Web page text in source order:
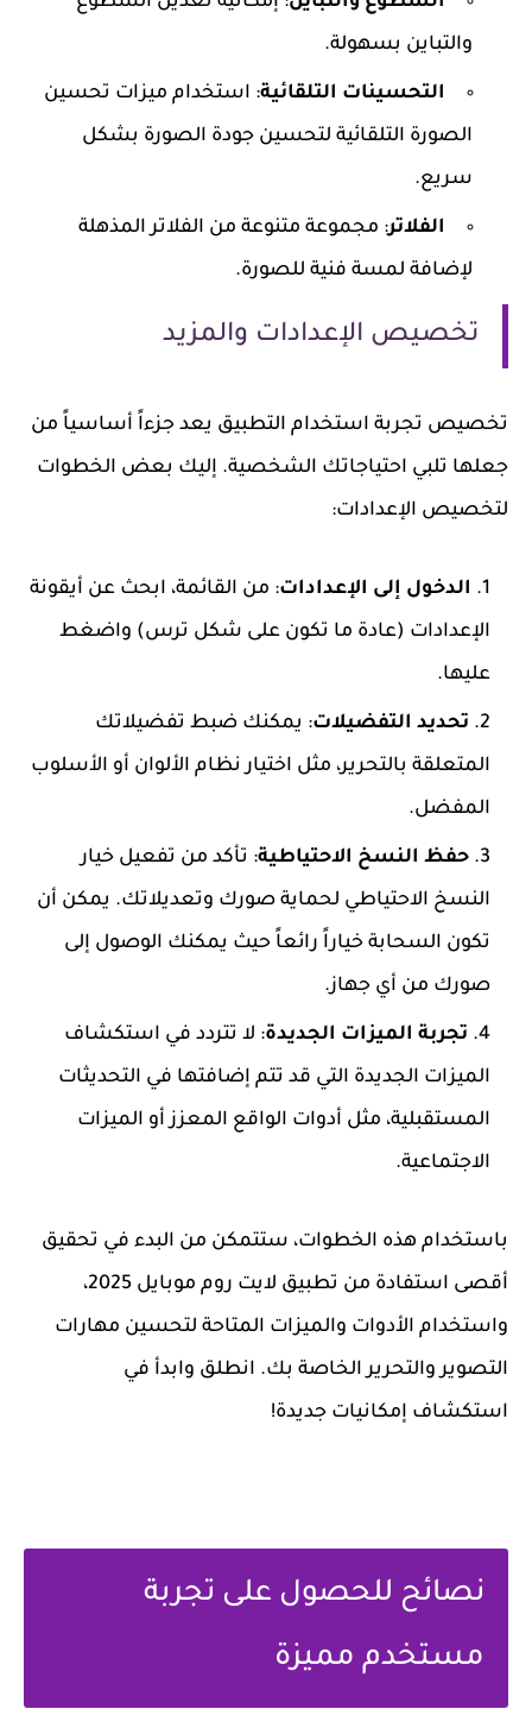
والتباين بسهولة.
التحسينات التلقائية: استخدام ميزات تحسين
الصورة التلقائية لتحسين جودة الصورة بشكل
سريع.
الفلاتر: مجموعة متنوعة من الفلاتر المذهلة
لإضافة لمسة فنية للصورة.
تخصيص الإعدادات والمزيد
تخصيص تجربة استخدام التطبيق يعد جزءاً أساسياً من
جعلها تلبي احتياجاتك الشخصية. إليك بعض الخطوات
لتخصيص الإعدادات:
الدخول إلى الإعدادات: من القائمة، ابحث عن أيقونة
الإعدادات (عادة ما تكون على شكل ترس) واضغط
عليها.
تحديد التفضيلات: يمكنك ضبط تفضيلاتك
المتعلقة بالتحرير، مثل اختيار نظام الألوان أو الأسلوب
المفضل.
حفظ النسخ الاحتياطية: تأكد من تفعيل خيار
النسخ الاحتياطي لحماية صورك وتعديلاتك. يمكن أن
تكون السحابة خياراً رائعاً حيث يمكنك الوصول إلى
صورك من أي جهاز.
تجربة الميزات الجديدة: لا تتردد في استكشاف
الميزات الجديدة التي قد تتم إضافتها في التحديثات
المستقبلية، مثل أدوات الواقع المعزز أو الميزات
الاجتماعية.
باستخدام هذه الخطوات، ستتمكن من البدء في تحقيق
أقصى استفادة من تطبيق لايت روم موبايل 2025،
واستخدام الأدوات والميزات المتاحة لتحسين مهارات
التصوير والتحرير الخاصة بك. انطلق وابدأ في
استكشاف إمكانيات جديدة!
نصائح للحصول على تجربة
مستخدم مميزة